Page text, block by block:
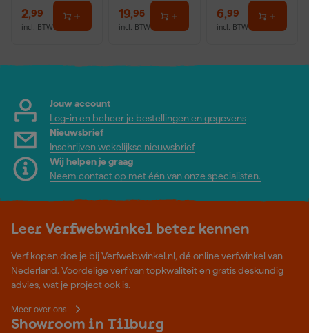
2,99
incl. BTW
19,95
incl. BTW
6,99
incl. BTW
Jouw account
Log-in en beheer je bestellingen en gegevens
Nieuwsbrief
Inschrijven wekelijkse nieuwsbrief
Wij helpen je graag
Neem contact op met één van onze specialisten.
Leer Verfwebwinkel beter kennen
Verf kopen doe je bij Verfwebwinkel.nl, dé online verfwinkel van
Nederland. Voordelige verf van topkwaliteit en gratis deskundig
advies, wat je project ook is.
Meer over ons
Showroom in Tilburg